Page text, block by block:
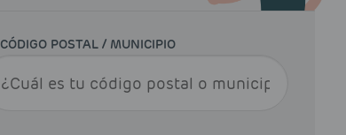
CÓDIGO POSTAL / MUNICIPIO